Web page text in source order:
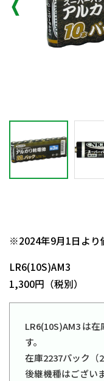
※2024年9月1日より
LR6(10S)AM3
1,300円（税別）
LR6(10S)AM3 は
す。
在庫2237パック（
後継機種はござい